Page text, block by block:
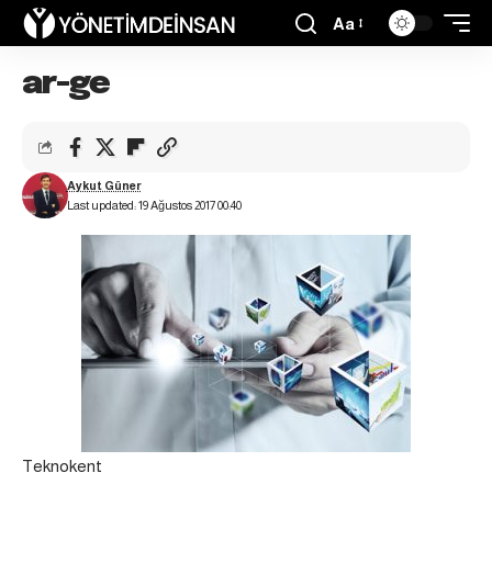
Aa
ar-ge
Last updated: 19 Ağustos 2017 00:40
Aykut Güner
Teknokent